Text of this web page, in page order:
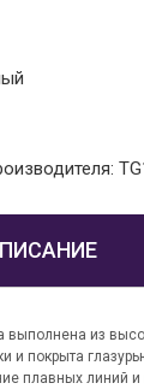
выполнена из
и покрыта
плавных линий и